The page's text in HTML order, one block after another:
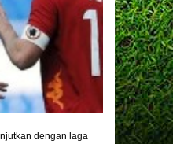
dengan laga